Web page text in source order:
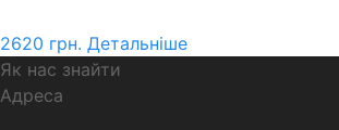
2620 грн. Детальніше
Як нас знайти
Адреса